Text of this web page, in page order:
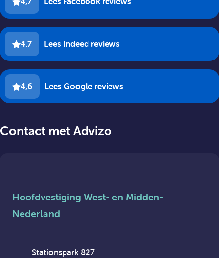
4.7 Lees Indeed reviews
4,6 Lees Google reviews
Contact met Advizo
Hoofdvestiging West- en Midden-
Nederland
Stationspark 827